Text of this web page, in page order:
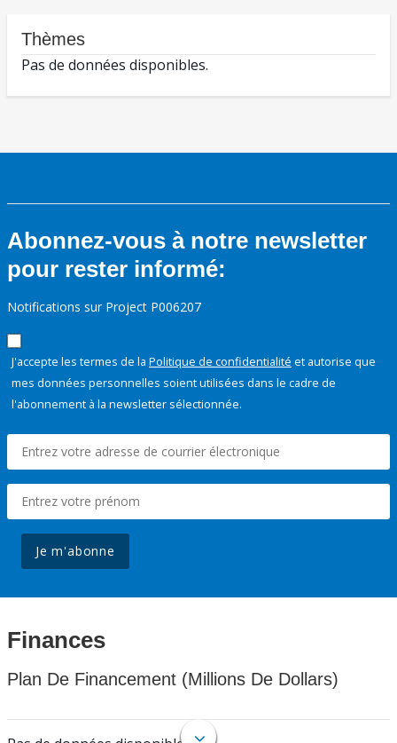
Thèmes
Pas de données disponibles.
Abonnez-vous à notre newsletter
pour rester informé:
Notifications sur Project P006207
J'accepte les termes de la Politique de confidentialité et autorise que
mes données personnelles soient utilisées dans le cadre de
l'abonnement à la newsletter sélectionnée.
Je m'abonne
Finances
Plan De Financement (Millions De Dollars)